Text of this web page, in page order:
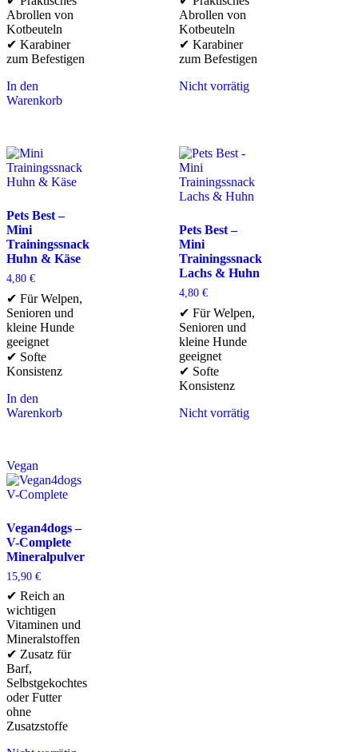
Abrollen von
Kotbeuteln
✔ Karabiner
zum Befestigen
In den
Warenkorb
Abrollen von
Kotbeuteln
✔ Karabiner
zum Befestigen
Nicht vorrätig
Pets Best –
Mini
Trainingssnack
Huhn & Käse
4,80 €
✔ Für Welpen,
Senioren und
kleine Hunde
geeignet
✔ Softe
Konsistenz
In den
Warenkorb
Pets Best –
Mini
Trainingssnack
Lachs & Huhn
4,80 €
✔ Für Welpen,
Senioren und
kleine Hunde
geeignet
✔ Softe
Konsistenz
Nicht vorrätig
Vegan
Vegan4dogs –
V-Complete
Mineralpulver
15,90 €
✔ Reich an
wichtigen
Vitaminen und
Mineralstoffen
✔ Zusatz für
Barf,
Selbstgekochtes
oder Futter
ohne
Zusatzstoffe